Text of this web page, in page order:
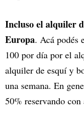
Incluso el alquiler
Europa. Acá podés
100 por día por el
alquiler de esquí y
una semana. En
50% reservando